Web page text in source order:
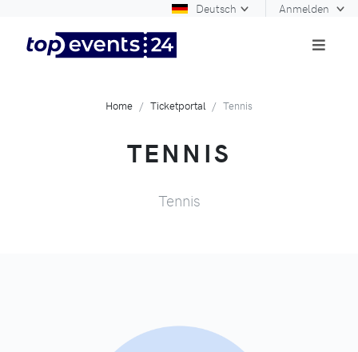
Deutsch Anmelden
Home Ticketportal Tennis
TENNIS
Tennis